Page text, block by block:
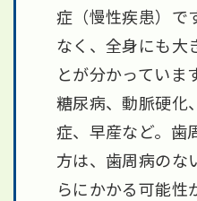
症（慢性疾患）で
なく、全身にも大
とが分かっていま
糖尿病、動脈硬化
症、早産など。歯
方は、歯周病のな
らにかかる可能性